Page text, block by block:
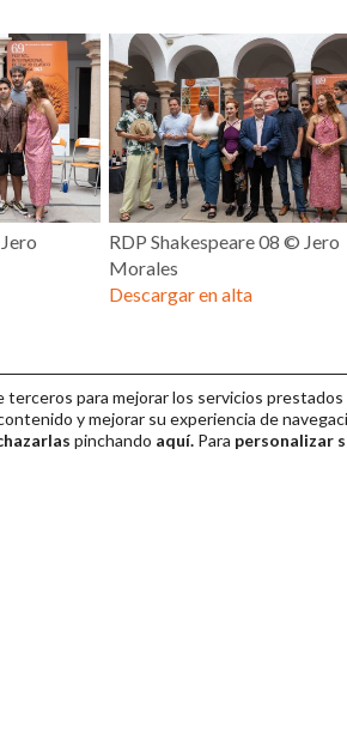
RDP Shakespeare 08 © Jero
Morales
Descargar en alta
terceros para mejorar los servicios prestados
y mejorar su experiencia de
pinchando aquí. Para personalizar